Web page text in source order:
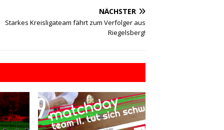
NÄCHSTER
Starkes Kreisligateam fährt zum Verfolger aus
Riegelsberg!